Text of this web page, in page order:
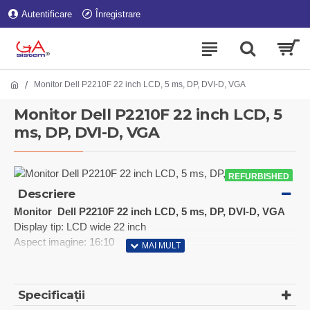
Autentificare Înregistrare
Monitor Dell P2210F 22 inch LCD, 5 ms, DP, DVI-D, VGA
Monitor Dell P2210F 22 inch LCD, 5
ms, DP, DVI-D, VGA
REFURBISHED
Descriere
Monitor Dell P2210F 22 inch LCD, 5 ms, DP, DVI-D, VGA
Display tip: LCD wide 22 inch
Aspect imagine: 16:10
Contrast: 1000:1
Rezolutia standard: 1680 x 1050/60Hz
Specificații